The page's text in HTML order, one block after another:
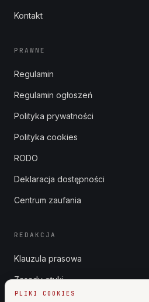
PLIKI COOKIES
Kontakt
PRAWNE
Regulamin
Regulamin ogłoszeń
Polityka prywatności
Polityka cookies
RODO
Deklaracja dostępności
Centrum zaufania
REDAKCJA
Klauzula prasowa
Zasady etyki